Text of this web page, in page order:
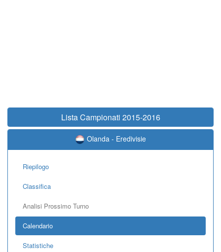
Lista Campionati 2015-2016
Olanda - Eredivisie
Riepilogo
Classifica
Analisi Prossimo Turno
Calendario
Statistiche